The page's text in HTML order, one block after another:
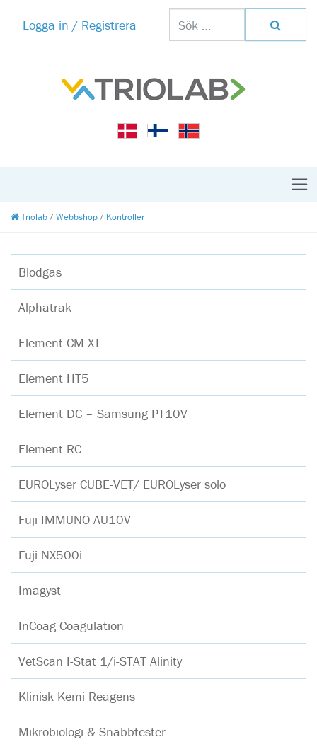
Logga in / Registrera
Triolab/Webbshop/ Kontroller
Blodgas
Alphatrak
Element CM XT
Element HT5
Element DC – Samsung PT10V
Element RC
EUROLyser CUBE-VET/ EUROLyser solo
Fuji IMMUNO AU10V
Fuji NX500i
Imagyst
InCoag Coagulation
VetScan I-Stat 1/i-STAT Alinity
Klinisk Kemi Reagens
Mikrobiologi & Snabbtester